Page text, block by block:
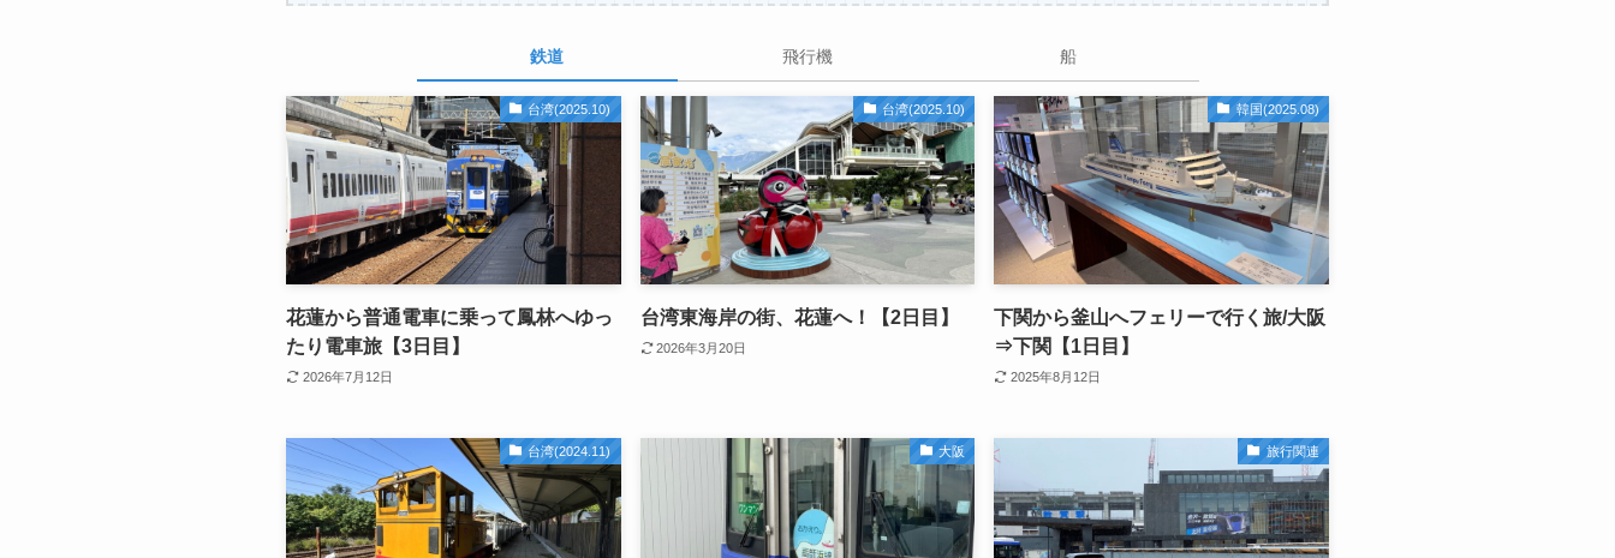
鉄道 飛行機 船
台湾(2025.10)
花蓮から普通電車に乗って鳳林へゆっ
たり電車旅【3日目】
2026年7月12日
台湾(2025.10)
台湾東海岸の街、花蓮へ！【2日目】
2026年3月20日
韓国(2025.08)
下関から釜山へフェリーで行く旅/大阪
⇒下関【1日目】
2025年8月12日
台湾(2024.11) 大阪 旅行関連